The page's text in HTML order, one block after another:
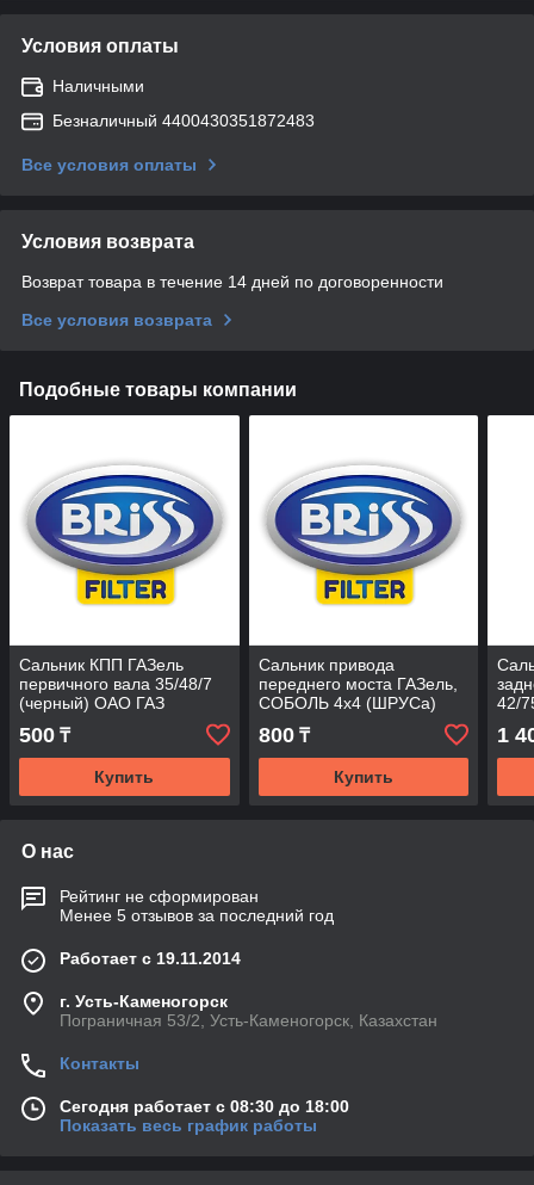
Условия оплаты
Наличными
Безналичный 4400430351872483
Все условия оплаты
Условия возврата
Возврат товара в течение 14 дней по договоренности
Все условия возврата
Подобные товары компании
Сальник КПП ГАЗель
первичного вала 35/48/7
(черный) ОАО ГАЗ
500 ₸
Купить
Сальник привода
переднего моста ГАЗель,
СОБОЛЬ 4х4 (ШРУСа)
ОАО "ГАЗ"
800₸
Купить
42/
1
О нас
Рейтинг не сформирован
Менее 5 отзывов за последний год
Работает с 19.11.2014
г. Усть-Каменогорск
Пограничная 53/2, Усть-Каменогорск, Казахстан
Контакты
Сегодня работает с 08:30 до 18:00
Показать весь график работы